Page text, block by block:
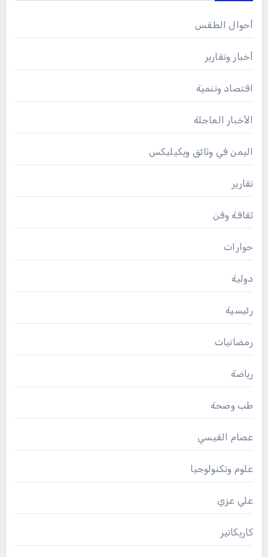
أحوال الطقس
أخبار وتقارير
اقتصاد وتنمية
الأخبار العاجلة
اليمن في وثائق ويكيليكس
تقارير
ثقافة وفن
حوارات
دولية
رئيسية
رمضانيات
رياضة
طب وصحة
عصام القيسي
علوم وتكنولوجيا
علي عزي
كاريكاتير